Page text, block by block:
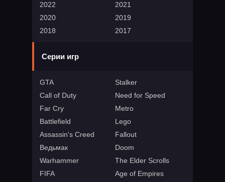
2022
2021
2020
2019
2018
2017
Серии игр
GTA
Stalker
Call of Duty
Need for Speed
Far Cry
Metro
Battlefield
Lego
Assassin's Creed
Fallout
Ведьмак
Doom
Warhammer
The Elder Scrolls
FIFA
Age of Empires